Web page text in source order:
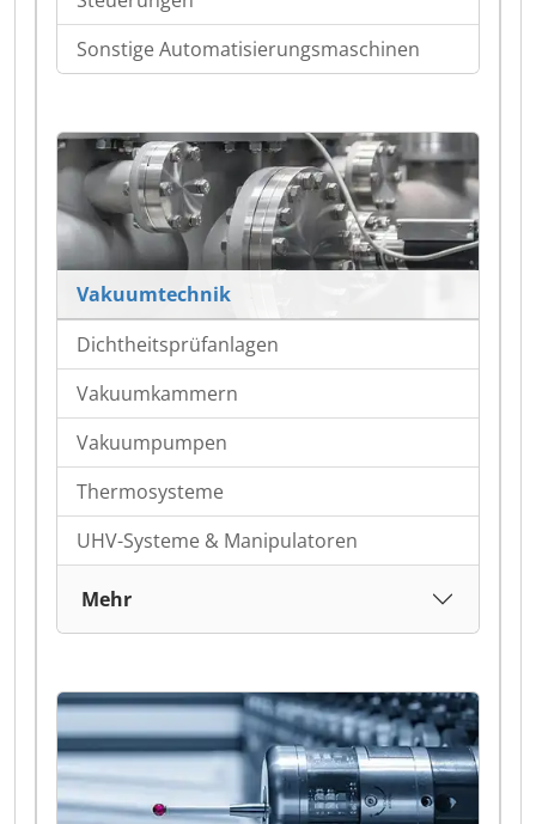
Sonstige Automatisierungsmaschinen
Vakuumtechnik
Dichtheitsprüfanlagen
Vakuumkammern
Vakuumpumpen
Thermosysteme
UHV-Systeme & Manipulatoren
Mehr